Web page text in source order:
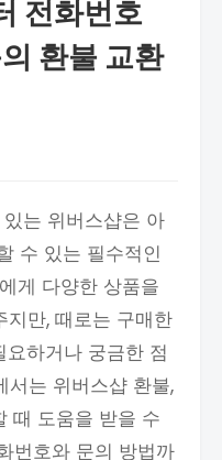
전화번호
환불 교환
는 위버스샵은 아
수 있는 필수적인
게 다양한 상품을
만, 때로는 구매한
요하거나 궁금한 점
서는 위버스샵 환불,
때 도움을 받을 수
번호와 문의 방법까